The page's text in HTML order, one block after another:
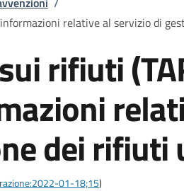
relative al servizio di
rifiuti
dei rifiuti
01-18;15)